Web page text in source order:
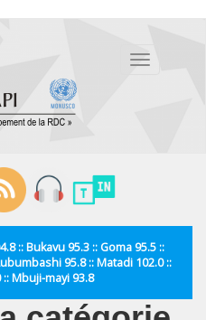
Toggle
:: Bukavu 95.3 :: Goma 95.5 ::
95.8 :: Matadi 102.0 ::
Mbuji-mayi 93.8